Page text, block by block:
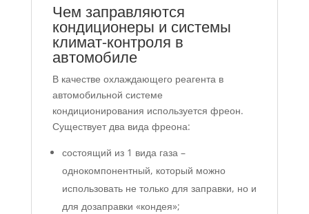
Чем заправляются
кондиционеры и системы
климат-контроля в
автомобиле
В качестве охлаждающего реагента в
автомобильной системе
кондиционирования используется фреон.
Существует два вида фреона:
состоящий из 1 вида газа –
однокомпонентный, который можно
использовать не только для заправки, но и
для дозаправки «кондея»;